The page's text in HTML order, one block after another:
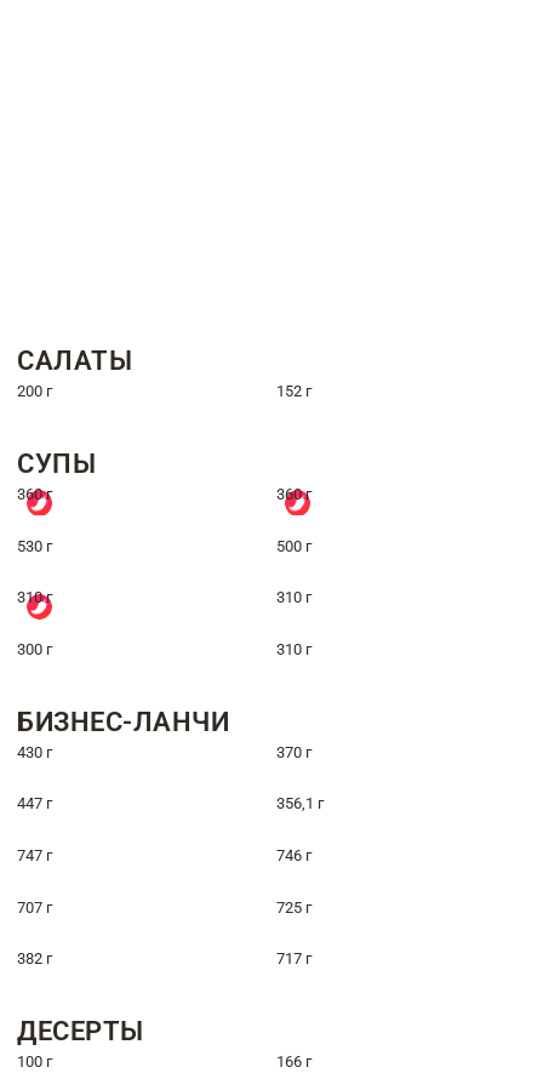
САЛАТЫ
200 г 152 г
СУПЫ
360 г 360 г
530 г 500 г
310 г 310 г
300 г 310 г
БИЗНЕС-ЛАНЧИ
430 г 370 г
447 г 356,1 г
747 г 746 г
707 г 725 г
382 г 717 г
ДЕСЕРТЫ
100 г 166 г